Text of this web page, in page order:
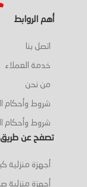
أهم الروابط
اتصل بنا
خدمة العملاء
من نحن
شروط وأحكام
شروط وأحكام
تصفح عن طريق
أجهزة منزلية
أجهزة منزلية